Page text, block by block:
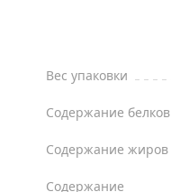
Вес упаковки
Содержание белков
Содержание жиров
Содержание